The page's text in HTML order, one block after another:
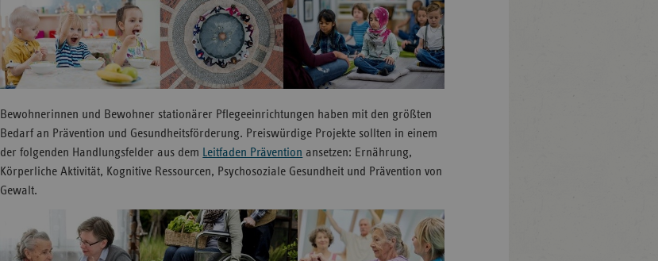
Bewohnerinnen und Bewohner stationärer Pflegeeinrichtungen haben mit den größten
Bedarf an Prävention und Gesundheitsförderung. Preiswürdige Projekte sollten in einem
der folgenden Handlungsfelder aus dem
Leitfaden Prävention ansetzen: Ernährung,
Körperliche Aktivität, Kognitive Ressourcen, Psychosoziale Gesundheit und Prävention von
Gewalt.